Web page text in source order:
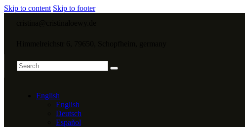
Skip to content Skip to footer
English
English
Deutsch
Español